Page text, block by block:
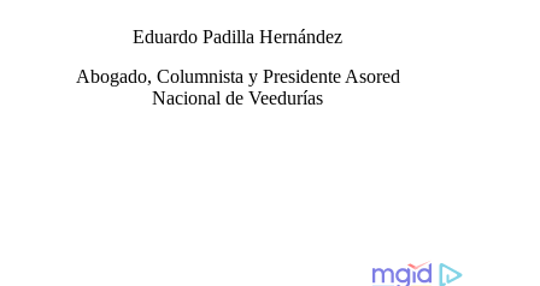
Eduardo Padilla Hernández
Abogado, Columnista y Presidente Asored
Nacional de Veedurías